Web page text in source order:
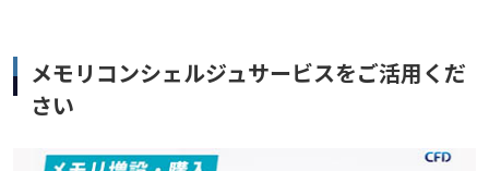
メモリコンシェルジュサービスをご活用くだ
さい